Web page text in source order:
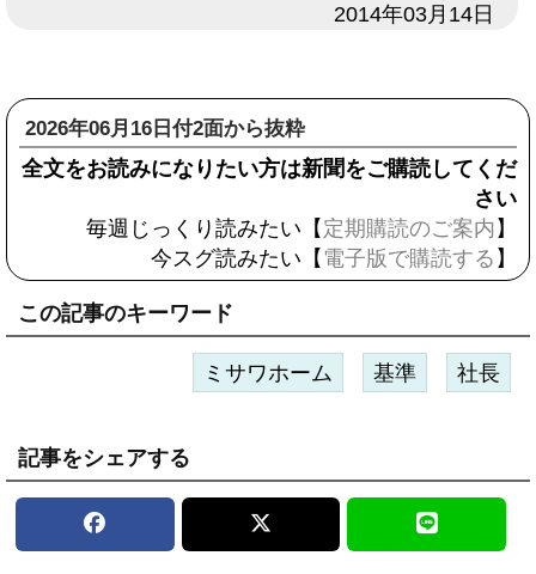
2014年03月14日
2026年06月16日付2面から抜粋
全文をお読みになりたい方は新聞をご購読してくだ
さい
毎週じっくり読みたい【 定期購読のご案内 】
今スグ読みたい【 電子版で購読する 】
この記事のキーワード
ミサワホーム 基準 社長
記事をシェアする